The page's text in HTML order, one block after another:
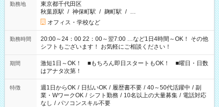
勤務地
東京都千代田区
秋葉原駅 / 神保町駅 / 麹町駅 / …
オフィス・学校など
勤務時間
20:00～24：00 22：00～翌7:00 …など1日4時間～OK！ その他
シフトもございます！ お気軽にご相談ください！
期間
激短1日～OK！ ■もちろん即日スタートもOK！ ■曜日・日数
はアナタ次第！
特徴 週1日からOK / 日払いOK / 履歴書不要 / 40～50代活躍中 / 副
業・WワークOK / シフト勤務 / 10名以上の大量募集 / 電話対応
なし / パソコンスキル不要